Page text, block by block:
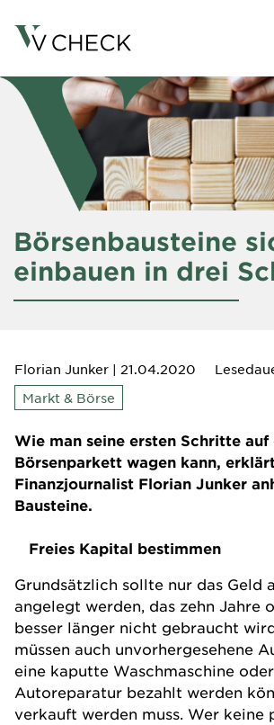
Börsenbausteine
einbauen in drei
Florian Junker | 21.04.2020
Markt & Börse
Wie man seine ersten Schritte auf
Börsenparkett wagen kann,
Finanzjournalist Florian Junker
Bausteine.
Freies Kapital bestimmen
Grundsätzlich sollte nur das Geld
angelegt werden, das zehn Jahre
besser länger nicht gebraucht
müssen auch unvorhergesehene
eine kaputte Waschmaschine
Autoreparatur bezahlt werden
verkauft werden muss. Wer keine